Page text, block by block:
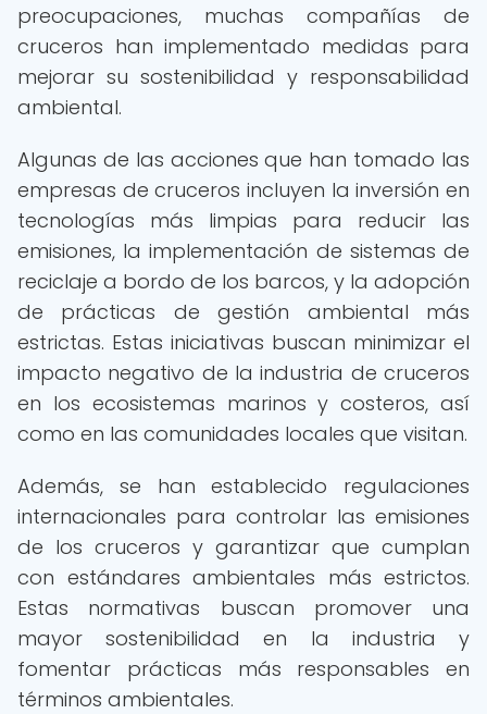
preocupaciones, muchas compañías de
cruceros han implementado medidas para
mejorar su sostenibilidad y responsabilidad
ambiental.
Algunas de las acciones que han tomado las
empresas de cruceros incluyen la inversión en
tecnologías más limpias para reducir las
emisiones, la implementación de sistemas de
reciclaje a bordo de los barcos, y la adopción
de prácticas de gestión ambiental más
estrictas. Estas iniciativas buscan minimizar el
impacto negativo de la industria de cruceros
en los ecosistemas marinos y costeros, así
como en las comunidades locales que visitan.
Además, se han establecido regulaciones
internacionales para controlar las emisiones
de los cruceros y garantizar que cumplan
con estándares ambientales más estrictos.
Estas normativas buscan promover una
mayor sostenibilidad en la industria y
fomentar prácticas más responsables en
términos ambientales.